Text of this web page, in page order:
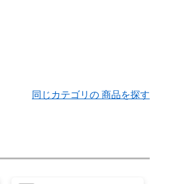
同じカテゴリの 商品を探す